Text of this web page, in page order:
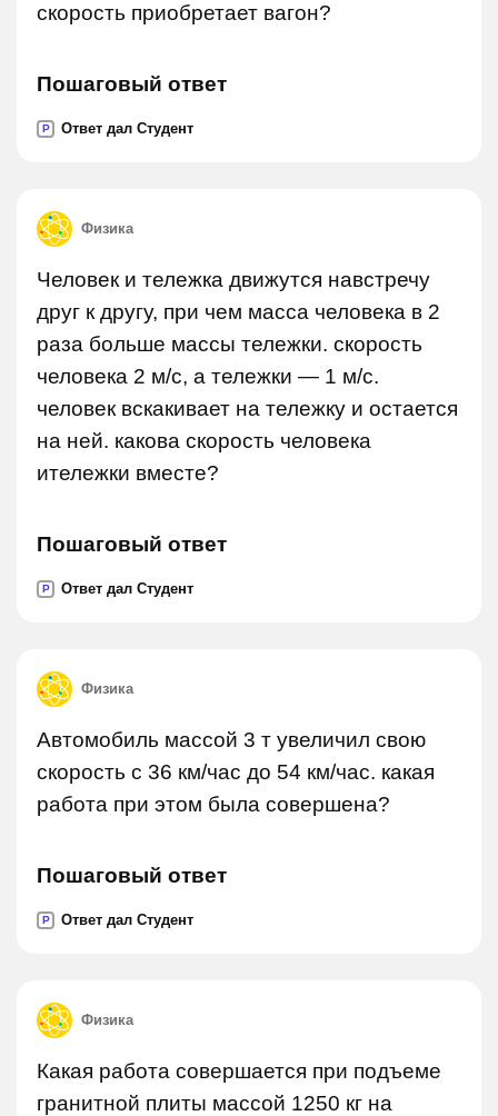
скорость приобретает вагон?
Пошаговый ответ
P Ответ дал Студент
Физика
Человек и тележка движутся навстречу
друг к другу, при чем масса человека в 2
раза больше массы тележки. скорость
человека 2 м/c, а тележки — 1 м/c.
человек вскакивает на тележку и остается
на ней. какова скорость человека
итележки вместе?
Пошаговый ответ
P Ответ дал Студент
Физика
Автомобиль массой 3 т увеличил свою
скорость с 36 км/час до 54 км/час. какая
работа при этом была совершена?
Пошаговый ответ
P Ответ дал Студент
Физика
Какая работа совершается при подъеме
гранитной плиты массой 1250 кг на